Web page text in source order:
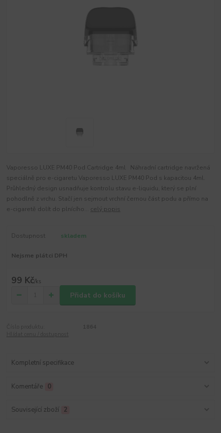
Vaporesso LUXE PM40 Pod Cartridge 4ml Náhradní cartridge navržená
speciálně pro e-cigaretu Vaporesso LUXE PM40 Pod s kapacitou 4ml.
Průhledný design usnadňuje kontrolu stavu e-liquidu, který se plní
pohodlně z vrchu. Stačí jen sejmout vrchní černou část podu a přímo na
e-cigaretě dolít do plnícího... celý popis
Dostupnost skladem
Nejsme plátci DPH
99 Kč/ks
Přidat do košíku
Kompletní specifikace
Komentáře 0
Související zboží 2